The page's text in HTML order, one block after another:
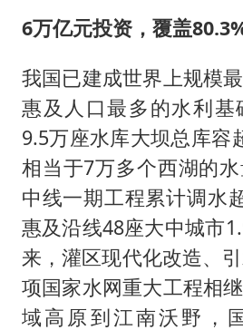
6万亿元投资，覆盖
我国已建成世界上规模
惠及人口最多的水利基
9.5万座水库大坝总库容
相当于7万多个西湖的
中线一期工程累计调水
惠及沿线48座大中城市
来，灌区现代化改造、
项国家水网重大工程相
域高原到江南沃野，